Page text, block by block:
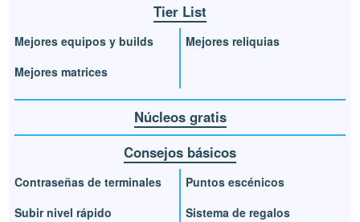
Tier List
Mejores equipos y builds
Mejores matrices
Mejores reliquias
Núcleos gratis
Consejos básicos
Contraseñas de terminales
Subir nivel rápido
Puntos escénicos
Sistema de regalos